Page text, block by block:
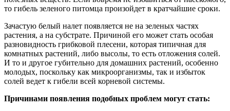
то гибель зеленого питомца произойдет в кратчайшие сроки.
Зачастую белый налет появляется не на зеленых частях
растения, а на субстрате. Причиной его может стать особая
разновидность грибковой плесени, которая типичная для
комнатных растений, либо высолы, то есть отложения солей.
И то и другое губительно для домашних растений, особенно
молодых, поскольку как микроорганизмы, так и избыток
солей ведет к гибели всей корневой системы.
Причинами появления подобных проблем могут стать: